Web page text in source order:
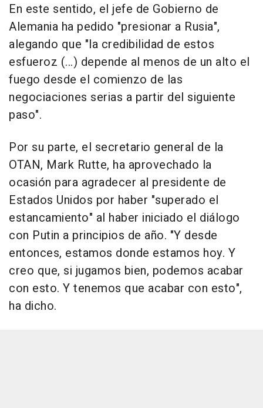
En este sentido, el jefe de Gobierno de
Alemania ha pedido "presionar a Rusia",
alegando que "la credibilidad de estos
esfueroz (...) depende al menos de un alto el
fuego desde el comienzo de las
negociaciones serias a partir del siguiente
paso".
Por su parte, el secretario general de la
OTAN, Mark Rutte, ha aprovechado la
ocasión para agradecer al presidente de
Estados Unidos por haber "superado el
estancamiento" al haber iniciado el diálogo
con Putin a principios de año. "Y desde
entonces, estamos donde estamos hoy. Y
creo que, si jugamos bien, podemos acabar
con esto. Y tenemos que acabar con esto",
ha dicho.